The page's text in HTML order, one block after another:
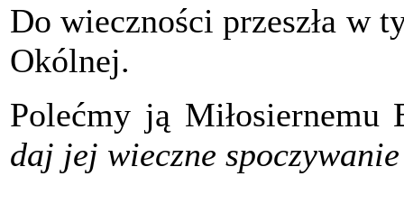
Do wieczności przeszła w
Okólnej.
Polećmy ją Miłosiernemu
daj jej wieczne